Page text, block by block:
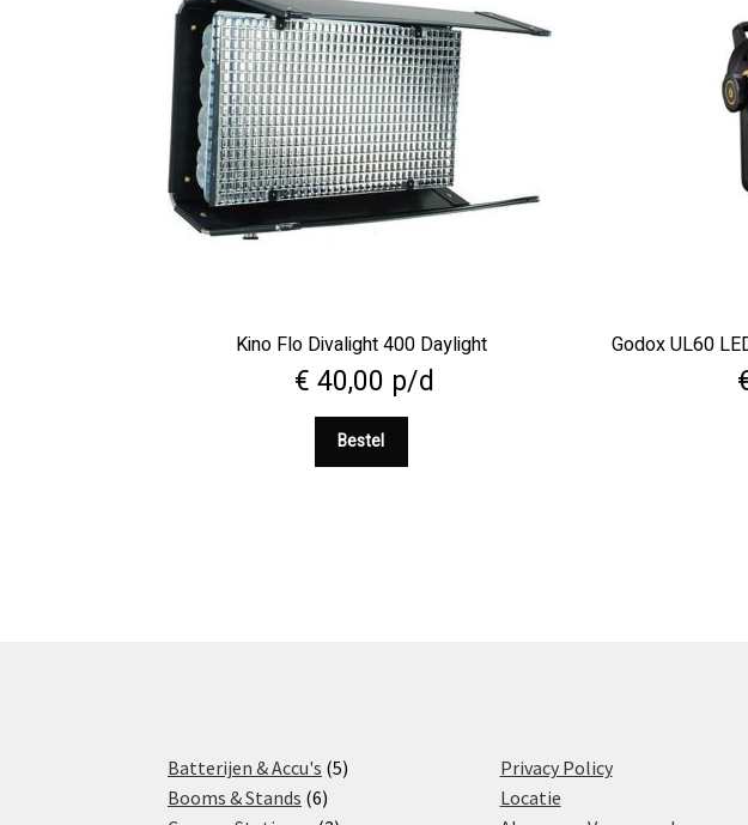
Kino Flo Divalight 400 Daylight
€ 40,00 p/d
Bestel
Godox UL60
Batterijen & Accu's 55
Booms & Stands 66
Privacy Policy
Locatie